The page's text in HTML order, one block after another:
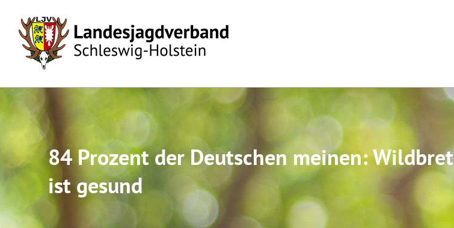
content
84 Prozent der Deutschen meinen: Wildbret
ist gesund